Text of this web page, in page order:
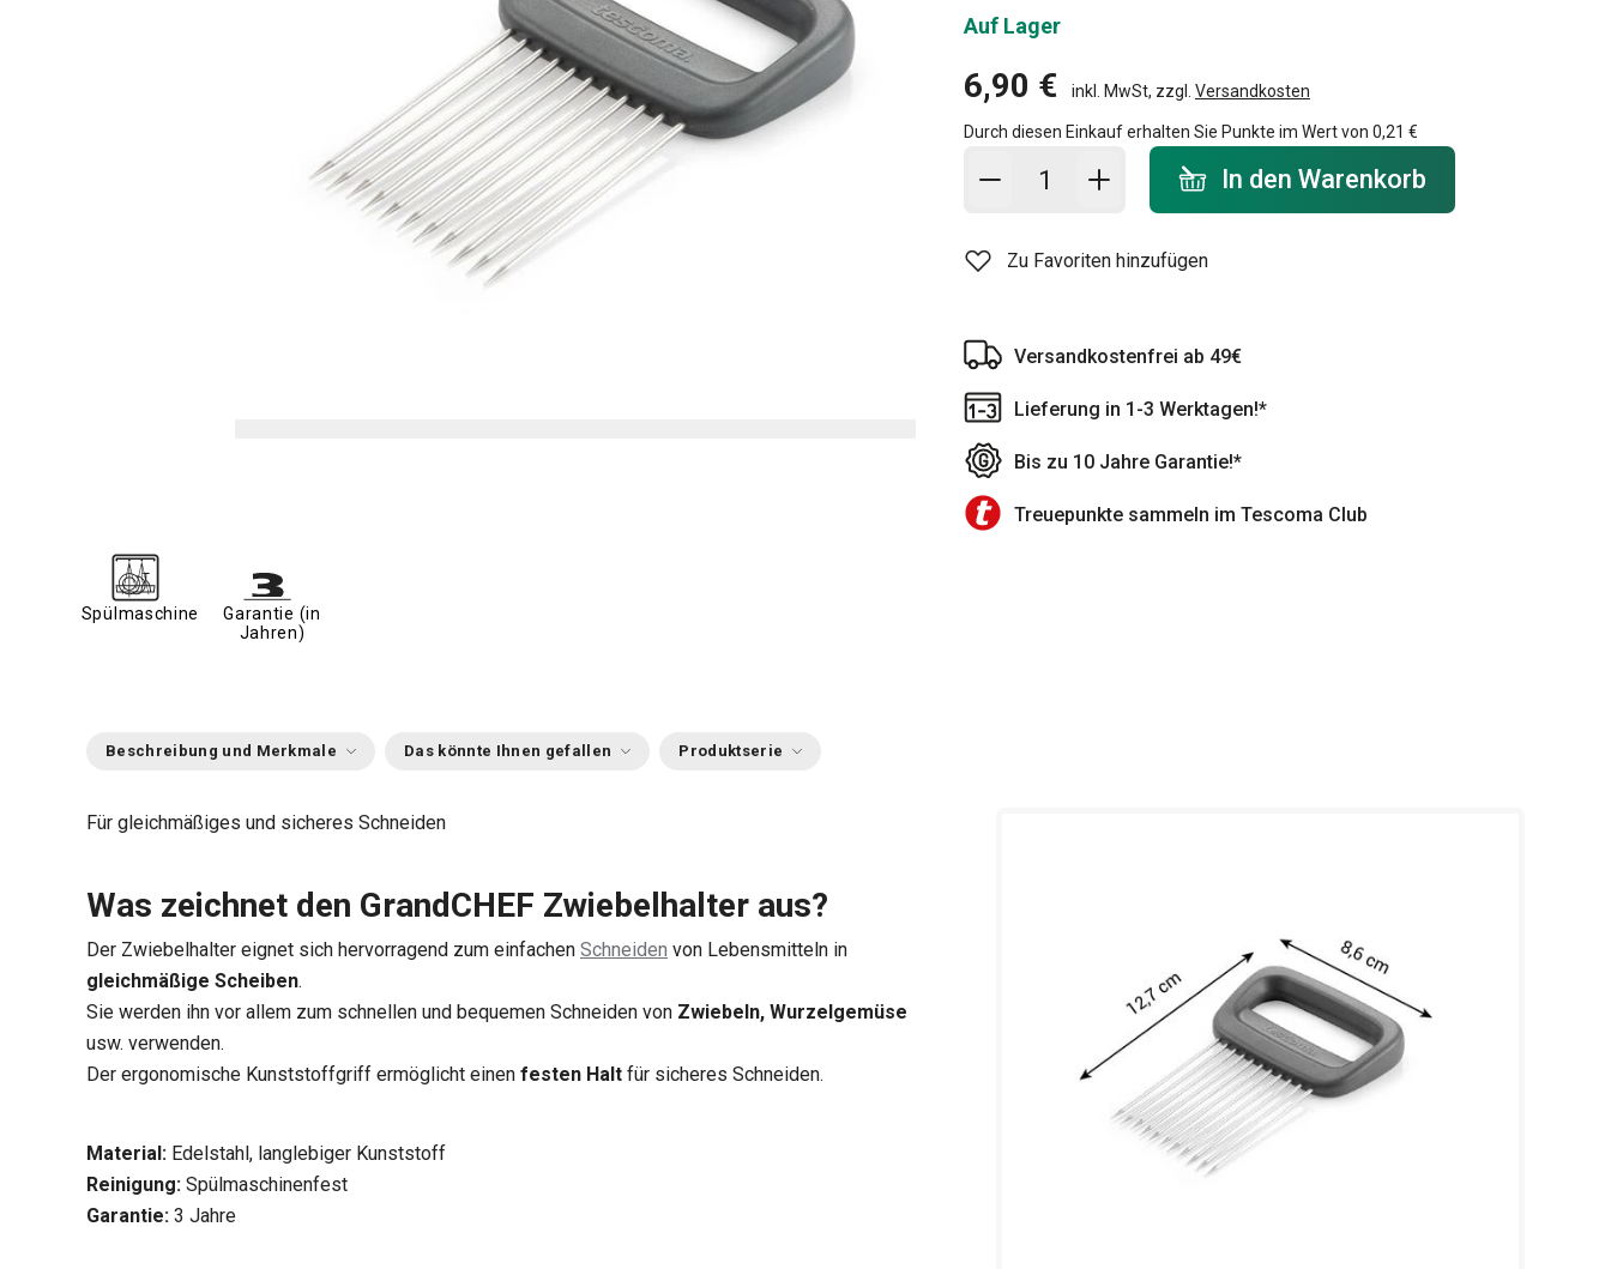
Auf Lager
6,90 € inkl. MwSt, zzgl. Versandkosten
Durch diesen Einkauf erhalten Sie Punkte im Wert von 0,21 €
In den Warenkorb - Menge
In den Warenkorb
Zu Favoriten hinzufügen
Versandkostenfrei ab 49€
Lieferung in 1-3 Werktagen!*
Bis zu 10 Jahre Garantie!*
Treuepunkte sammeln im Tescoma Club
Spülmaschine
Garantie (in
Jahren)
Beschreibung und Merkmale Das könnte Ihnen gefallen Produktserie
Für gleichmäßiges und sicheres Schneiden
Was zeichnet den GrandCHEF Zwiebelhalter aus?
Der Zwiebelhalter eignet sich hervorragend zum einfachen Schneiden von Lebensmitteln in
gleichmäßige Scheiben.
Sie werden ihn vor allem zum schnellen und bequemen Schneiden von Zwiebeln, Wurzelgemüse
usw. verwenden.
Der ergonomische Kunststoffgriff ermöglicht einen festen Halt für sicheres Schneiden.
Material: Edelstahl, langlebiger Kunststoff
Reinigung: Spülmaschinenfest
Garantie: 3 Jahre